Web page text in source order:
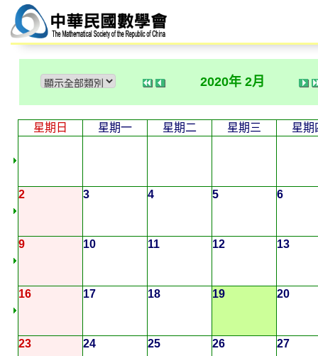
2020年 2月
星期日 星期一 星期二 星期三 星期
2 3 4 5 6
9 10 11 12 13
16 17 18 19 20
23 24 25 26 27